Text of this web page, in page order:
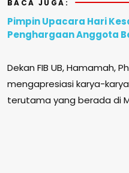
BACA JUGA:
Pimpin Upacara Hari
Penghargaan Anggota
Dekan FIB UB, Hamamah,
mengapresiasi karya-
terutama yang berada di